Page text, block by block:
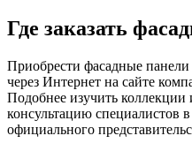
Где заказать
Приобрести фасадные
через Интернет на сайте
Подобнее изучить
консультацию
официального